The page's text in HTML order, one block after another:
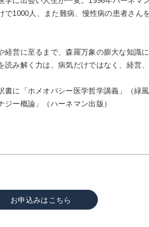
1000人、また難病、慢性病の患者さん
営に至るまで、森羅万象の膨大な知識
み解く力は、病気だけではなく、経営
に「ホメオパシー医学哲学講義」（緑
ー概論」（ハーネマン出版）
お申込みはこちら